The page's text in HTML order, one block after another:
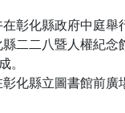
彰化縣政府中庭舉
縣二二八暨人權紀
。
彰化縣立圖書館前